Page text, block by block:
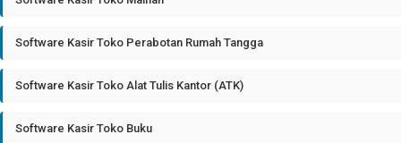
Software Kasir Toko Perabotan Rumah Tangga
Software Kasir Toko Alat Tulis Kantor (ATK)
Software Kasir Toko Buku